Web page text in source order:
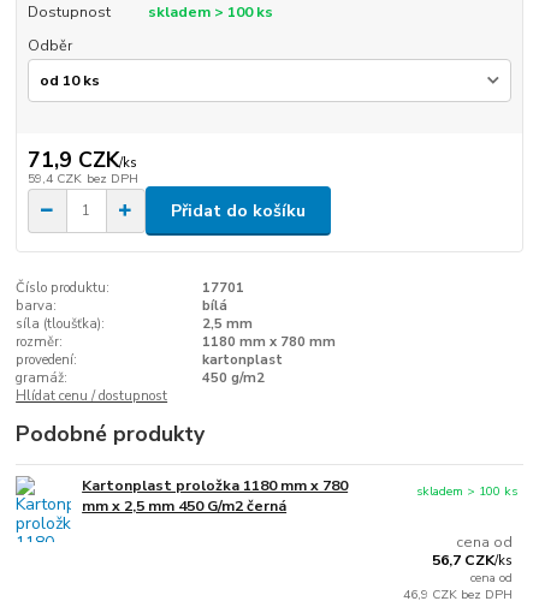
Dostupnost
skladem > 100 ks
Odběr
71,9 CZK/ks
59,4 CZK bez DPH
Přidat do košíku
Číslo produktu:
17701
barva:
bílá
síla (tloušťka):
2,5 mm
rozměr:
1180 mm x 780 mm
provedení:
kartonplast
gramáž:
450 g/m2
Hlídat cenu / dostupnost
Podobné produkty
Kartonplast proložka 1180 mm x 780
mm x 2,5 mm 450 G/m2 černá
cena od
56,7 CZK/ks
cena od
46,9 CZK bez DPH
skladem > 100 ks